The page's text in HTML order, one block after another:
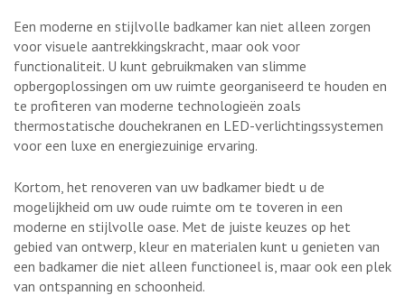
Een moderne en stijlvolle badkamer kan niet alleen zorgen
voor visuele aantrekkingskracht, maar ook voor
functionaliteit. U kunt gebruikmaken van slimme
opbergoplossingen om uw ruimte georganiseerd te houden en
te profiteren van moderne technologieën zoals
thermostatische douchekranen en LED-verlichtingssystemen
voor een luxe en energiezuinige ervaring.
Kortom, het renoveren van uw badkamer biedt u de
mogelijkheid om uw oude ruimte om te toveren in een
moderne en stijlvolle oase. Met de juiste keuzes op het
gebied van ontwerp, kleur en materialen kunt u genieten van
een badkamer die niet alleen functioneel is, maar ook een plek
van ontspanning en schoonheid.